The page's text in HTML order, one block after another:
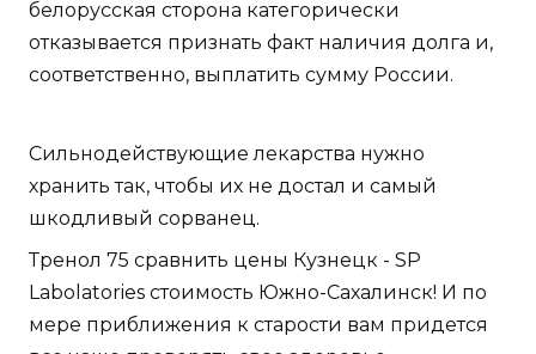
белорусская сторона категорически
отказывается признать факт наличия долга и,
соответственно, выплатить сумму России.
Сильнодействующие лекарства нужно
хранить так, чтобы их не достал и самый
шкодливый сорванец.
Тренол 75 сравнить цены Кузнецк - SP
Labolatories стоимость Южно-Сахалинск! И по
мере приближения к старости вам придется